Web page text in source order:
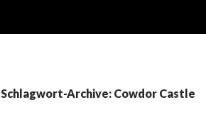
Schlagwort-Archive: Cowdor Castle